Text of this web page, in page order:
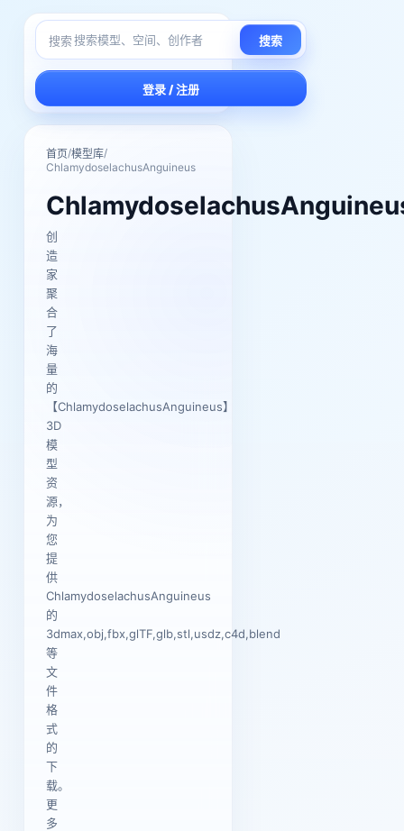
搜索 搜索
登录 / 注册
首页/模型库/
ChlamydoselachusAnguineus
创
造
家
聚
合
了
海
量
的
【ChlamydoselachusAnguineus】
3D
模
型
资
源，
为
您
提
供
ChlamydoselachusAnguineus
的
3dmax,obj,fbx,glTF,glb,stl,usdz,c4d,blend
等
文
件
格
式
的
下
载。
更
多